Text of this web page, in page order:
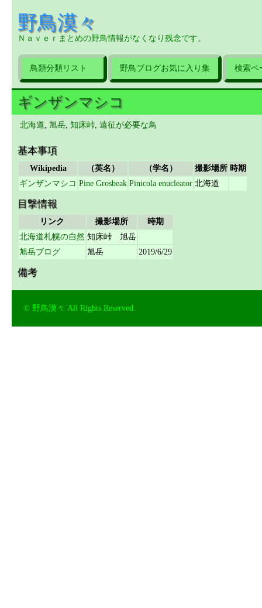
野鳥漠々
Ｎａｖｅｒまとめの野鳥情報がなくなり残念です。
鳥類分類リスト 野鳥ブログお気に入り集 検索ペ
ギンザンマシコ
北海道 旭岳 知床峠 遠征が必要な鳥
基本事項
Wikipedia （英名） （学名） 撮影場所 時期
ギンザンマシコ Pine Grosbeak Pinicola enucleator 北海道
目撃情報
リンク 撮影場所
時期
北海道札幌の自然 知床峠 旭岳
旭岳ブログ
旭岳 2019/6/29
備考
© 野鳥漠々 All Rights Reserved.